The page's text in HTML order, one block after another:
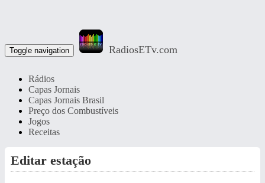
Toggle navigation RadiosETv.com
Rádios
Capas Jornais
Capas Jornais Brasil
Preço dos Combustíveis
Jogos
Receitas
Editar estação